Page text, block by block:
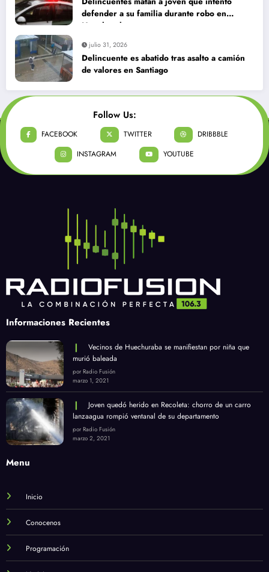
defender a su familia durante robo en
Huechuraba
julio 31, 2026
Delincuente es abatido tras asalto a camión
de valores en Santiago
Follow Us:
FACEBOOK TWITTER
DRIBBBLE
INSTAGRAM
YOUTUBE
Informaciones Recientes
Vecinos de Huechuraba se manifiestan por niña que
murió baleada
por Radio Fusión
marzo 1, 2021
Joven quedó herido en Recoleta: chorro de un carro
lanzaagua rompió ventanal de su departamento
por Radio Fusión
marzo 2, 2021
Menu
Inicio
Conocenos
Programación